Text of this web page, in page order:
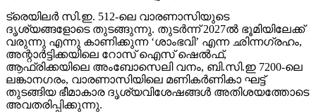
ട്രെയിലര്‍ സി.ഇ. 512-ലെ വാരണാസിയുടെ
ദൃശ്യങ്ങളോടെ തുടങ്ങുന്നു. തുടര്‍ന്ന് 2027ല്‍ ഭൂമിയിലേക്ക്
വരുന്നു എന്നു കാണിക്കുന്ന ‘ശാംഭവി’ എന്ന ഛിന്നഗ്രഹം,
അന്റാര്‍ട്ടിക്കയിലെ റോസ് ഐസ് ഷെല്‍ഫ്,
ആഫ്രിക്കയിലെ അംബോസെലി വനം, ബി.സി.ഇ 7200-ലെ
ലങ്കാനഗരം, വാരണാസിയിലെ മണികര്‍ണികാ ഘട്ട്
തുടങ്ങിയ ഭീമാകാര ദൃശ്യവിശേഷങ്ങള്‍ അതിശയത്തോടെ
അവതരിപ്പിക്കുന്നു.